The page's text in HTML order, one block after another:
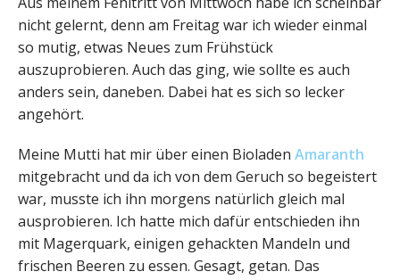
nicht gelernt, denn am Freitag war ich wieder einmal
so mutig, etwas Neues zum Frühstück
auszuprobieren. Auch das ging, wie sollte es auch
anders sein, daneben. Dabei hat es sich so lecker
angehört.
Meine Mutti hat mir über einen Bioladen Amaranth
mitgebracht und da ich von dem Geruch so begeistert
war, musste ich ihn morgens natürlich gleich mal
ausprobieren. Ich hatte mich dafür entschieden ihn
mit Magerquark, einigen gehackten Mandeln und
frischen Beeren zu essen. Gesagt, getan. Das